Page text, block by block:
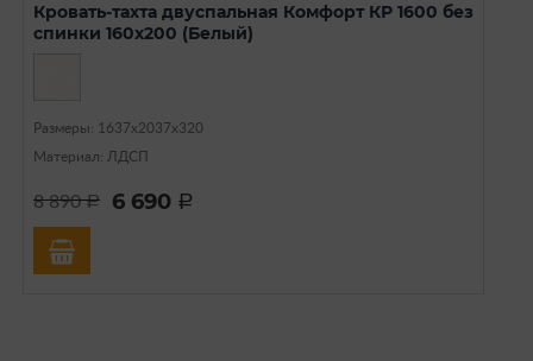
Кровать-тахта двуспальная Комфорт КР 1600 без
спинки 160х200 (Белый)
Размеры: 1637х2037х320
Материал: ЛДСП
8 890a 6 690 a